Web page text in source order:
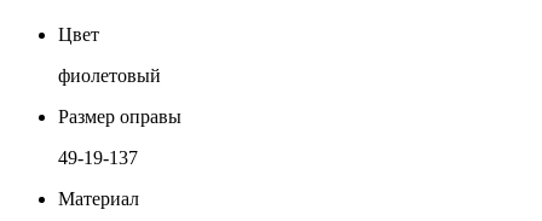
Цвет
фиолетовый
Размер оправы
49-19-137
Материал